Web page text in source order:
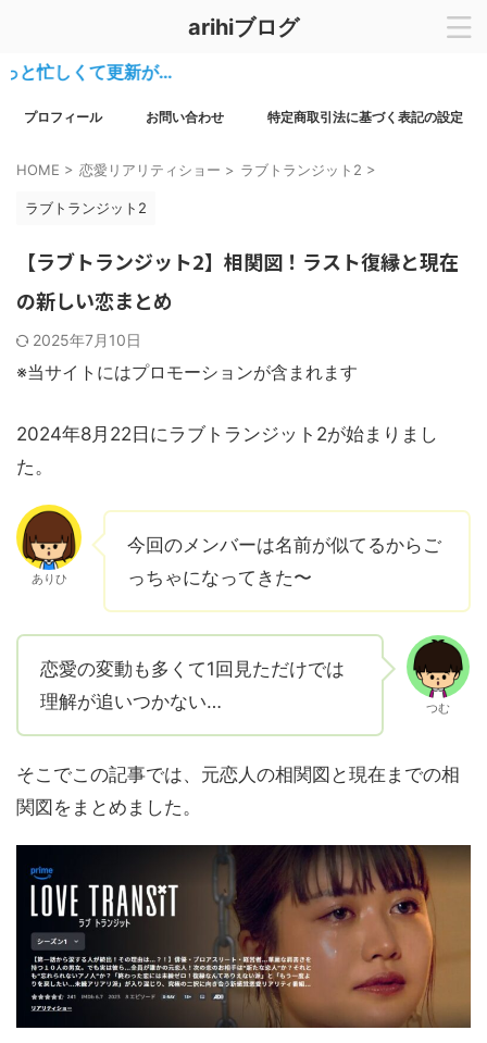
arihiブログ
しくて更新が…
プロフィール お問い合わせ 特定商取引法に基づく表記の設定
HOME > 恋愛リアリティショー > ラブトランジット2 >
ラブトランジット2
【ラブトランジット2】相関図！ラスト復縁と現在
の新しい恋まとめ
2025年7月10日
※当サイトにはプロモーションが含まれます
2024年8月22日にラブトランジット2が始まりまし
た。
ありひ
今回のメンバーは名前が似てるからご
っちゃになってきた〜
恋愛の変動も多くて1回見ただけでは
理解が追いつかない…
つむ
そこでこの記事では、元恋人の相関図と現在までの相
関図をまとめました。